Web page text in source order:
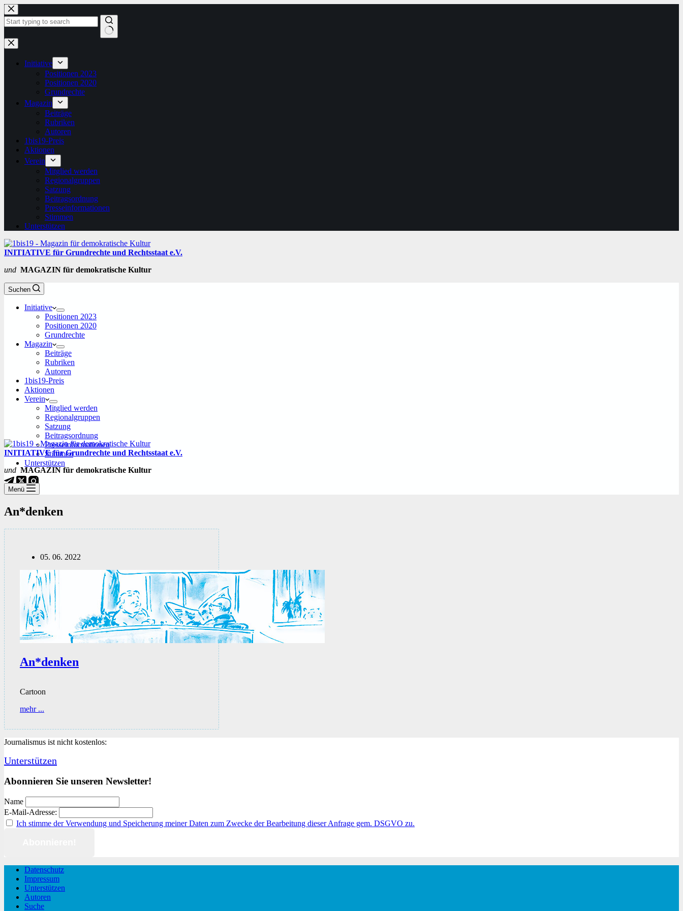
Zum
Inhalt
springen
Keine
Ergebnisse
Initiative
Positionen 2023
Positionen 2020
Grundrechte
Magazin
Beiträge
Rubriken
Autoren
1bis19-Preis
Aktionen
Verein
Mitglied werden
Regionalgruppen
Satzung
Beitragsordnung
Presseinformationen
Stimmen
Unterstützen
INITIATIVE für Grundrechte und Rechtsstaat e.V.
und MAGAZIN für demokratische Kultur
Suchen
Initiative
Positionen 2023
Positionen 2020
Grundrechte
Magazin
Beiträge
Rubriken
Autoren
1bis19-Preis
Aktionen
Verein
Mitglied werden
Regionalgruppen
Satzung
Beitragsordnung
Presseinformationen
Stimmen
Unterstützen
INITIATIVE für Grundrechte und Rechtsstaat e.V.
und MAGAZIN für demokratische Kultur
Menü
An*denken
05. 06. 2022
An*denken
Cartoon
mehr ...
Journalismus ist nicht kostenlos:
Unterstützen
Abonnieren Sie unseren Newsletter!
Name
E-Mail-Adresse:
Ich stimme der Verwendung und Speicherung meiner Daten zum Zwecke der Bearbeitung dieser Anfrage gem. DSGVO zu.
Datenschutz
Impressum
Unterstützen
Autoren
Suche